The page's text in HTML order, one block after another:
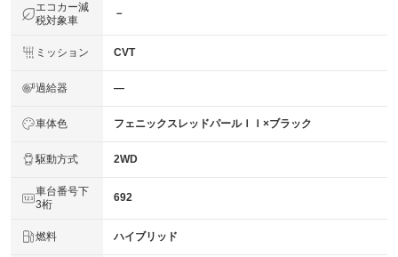
エコカー減
税対象車
－
ミッション CVT
過給器 ―
車体色 フェニックスレッドパールＩＩ×ブラック
駆動方式 2WD
車台番号下
3桁
692
燃料 ハイブリッド